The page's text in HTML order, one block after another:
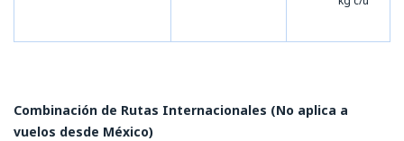
Combinación de Rutas Internacionales (No aplica a
vuelos desde México)